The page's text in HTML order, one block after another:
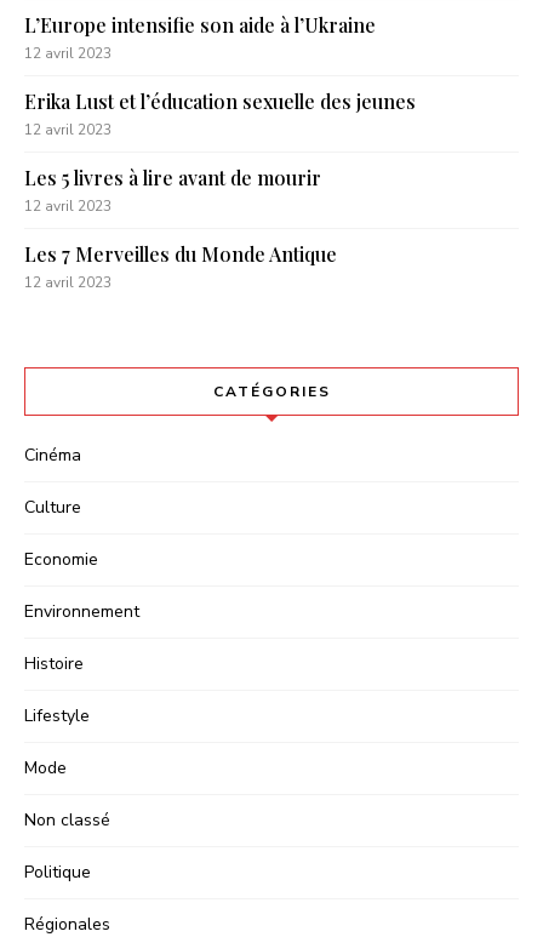
L’Europe intensifie son aide à l’Ukraine
12 avril 2023
Erika Lust et l’éducation sexuelle des jeunes
12 avril 2023
Les 5 livres à lire avant de mourir
12 avril 2023
Les 7 Merveilles du Monde Antique
12 avril 2023
CATÉGORIES
Cinéma
Culture
Economie
Environnement
Histoire
Lifestyle
Mode
Non classé
Politique
Régionales